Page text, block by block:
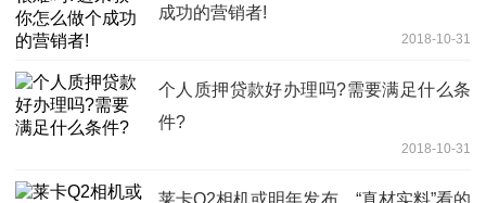
成功的营销者!
2018-10-31
个人质押贷款好办理吗?需要满足什么条
件?
2018-10-31
莱卡Q2相机或明年发布，“真材实料”看的